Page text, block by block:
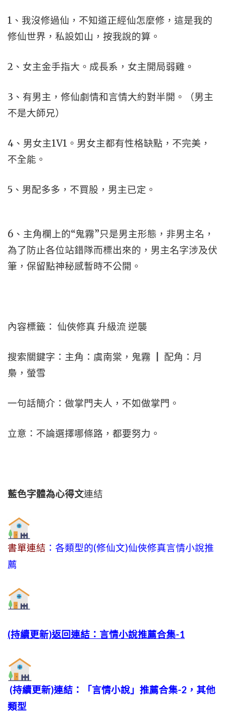
1、我沒修過仙，不知道正經仙怎麼修，這是我的
修仙世界，私設如山，按我說的算。
2、女主金手指大。成長系，女主開局弱雞。
3、有男主，修仙劇情和言情大約對半開。（男主
不是大師兄）
4、男女主1V1。男女主都有性格缺點，不完美，
不全能。
5、男配多多，不買股，男主已定。
6、主角欄上的“鬼霧”只是男主形態，非男主名，
為了防止各位站錯隊而標出來的，男主名字涉及伏
筆，保留點神秘感暫時不公開。
內容標籤： 仙俠修真 升級流 逆襲
搜索關鍵字：主角：虞南棠，鬼霧 ┃ 配角：月
梟，螢雪
一句話簡介：做掌門夫人，不如做掌門。
立意：不論選擇哪條路，都要努力。
藍色字體為心得文連結
書單連結 ：各類型的(修仙文)仙俠修真言情小說推
薦
(持續更新)返回連結：言情小說推薦合集-1
(持續更新)連結：「言情小說」推薦合集-2，其他
類型